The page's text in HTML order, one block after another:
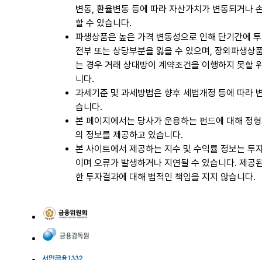
변동, 환율변동 등에 따라 자산가치가 변동되거나
할 수 있습니다.
파생상품은 높은 가격 변동성으로 인해 단기간에
전부 또는 상당부분을 잃을 수 있으며, 장외파생상
는 경우 거래 상대방이 계약조건을 이행하지 못할
니다.
과세기준 및 과세방법은 향후 세법개정 등에 따라
습니다.
본 페이지에서는 당사가 운용하는 펀드에 대해 정
의 정보를 제공하고 있습니다.
본 사이트에서 제공하는 지수 및 수익률 정보는 투
이며 오류가 발생하거나 지연될 수 있습니다. 제공
한 투자결과에 대해 법적인 책임을 지지 않습니다.